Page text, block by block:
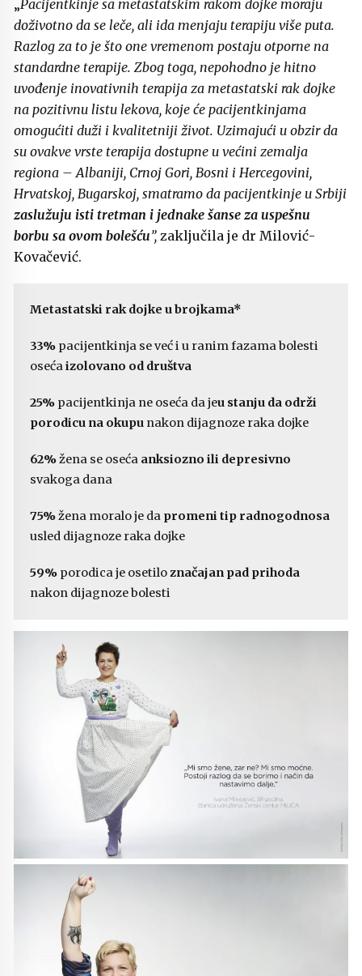
„Pacijentkinje sa metastatskim rakom dojke moraju
doživotno da se leče, ali ida menjaju terapiju više puta.
Razlog za to je što one vremenom postaju otporne na
standardne terapije. Zbog toga, nepohodno je hitno
uvođenje inovativnih terapija za metastatski rak dojke
na pozitivnu listu lekova, koje će pacijentkinjama
omogućiti duži i kvalitetniji život. Uzimajući u obzir da
su ovakve vrste terapija dostupne u većini zemalja
regiona – Albaniji, Crnoj Gori, Bosni i Hercegovini,
Hrvatskoj, Bugarskoj, smatramo da pacijentkinje u Srbiji
zaslužuju isti tretman i jednake šanse za uspešnu
borbu sa ovom bolešću”, zaključila je dr Milović-
Kovačević.
Metastatski rak dojke u brojkama*
33% pacijentkinja se već i u ranim fazama bolesti
osećaizolovano od društva
25% pacijentkinja ne oseća da jeu stanju da održi
porodicu na okupu nakon dijagnoze raka dojke
62%žena se oseća anksiozno ili depresivno
svakoga dana
75%žena moralo je da promeni tip radnogodnosa
usled dijagnoze raka dojke
59% porodica je osetiloznačajan pad prihoda
nakon dijagnoze bolesti